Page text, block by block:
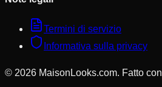
Termini di servizio
Informativa sulla privacy
© 2026 MaisonLooks.com. Fatto con